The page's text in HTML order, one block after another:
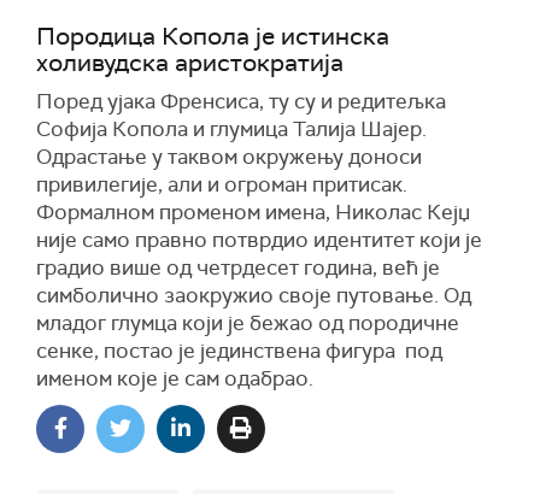
Породица Копола је истинска
холивудска аристократија
Поред ујака Френсиса, ту су и редитељка
Софија Копола и глумица Талија Шајер.
Одрастање у таквом окружењу доноси
привилегије, али и огроман притисак.
Формалном променом имена, Николас Кејџ
није само правно потврдио идентитет који је
градио више од четрдесет година, већ је
симболично заокружио своје путовање. Од
младог глумца који је бежао од породичне
сенке, постао је јединствена фигура под
именом које је сам одабрао.